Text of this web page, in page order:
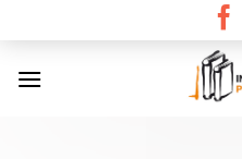
content